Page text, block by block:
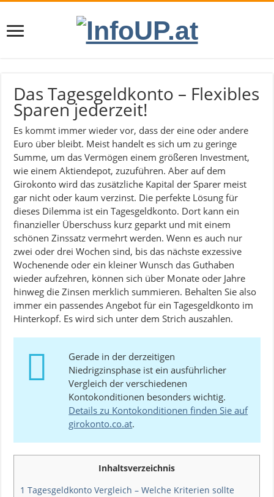
Das Tagesgeldkonto – Flexibles
Sparen jederzeit!
Es kommt immer wieder vor, dass der eine oder andere
Euro über bleibt. Meist handelt es sich um zu geringe
Summe, um das Vermögen einem größeren Investment,
wie einem Aktiendepot, zuzuführen. Aber auf dem
Girokonto wird das zusätzliche Kapital der Sparer meist
gar nicht oder kaum verzinst. Die perfekte Lösung für
dieses Dilemma ist ein Tagesgeldkonto. Dort kann ein
finanzieller Überschuss kurz geparkt und mit einem
schönen Zinssatz vermehrt werden. Wenn es auch nur
zwei oder drei Wochen sind, bis das nächste exzessive
Wochenende oder ein kleiner Wunsch das Guthaben
wieder aufzehren, können sich über Monate oder Jahre
hinweg die Zinsen merklich summieren. Behalten Sie also
immer ein passendes Angebot für ein Tagesgeldkonto im
Hinterkopf. Es wird sich unter dem Strich auszahlen.
Gerade in der derzeitigen
Niedrigzinsphase ist ein ausführlicher
Vergleich der verschiedenen
Kontokonditionen besonders wichtig.
Details zu Kontokonditionen finden Sie auf
girokonto.co.at.
Inhaltsverzeichnis
1 Tagesgeldkonto Vergleich – Welche Kriterien sollte